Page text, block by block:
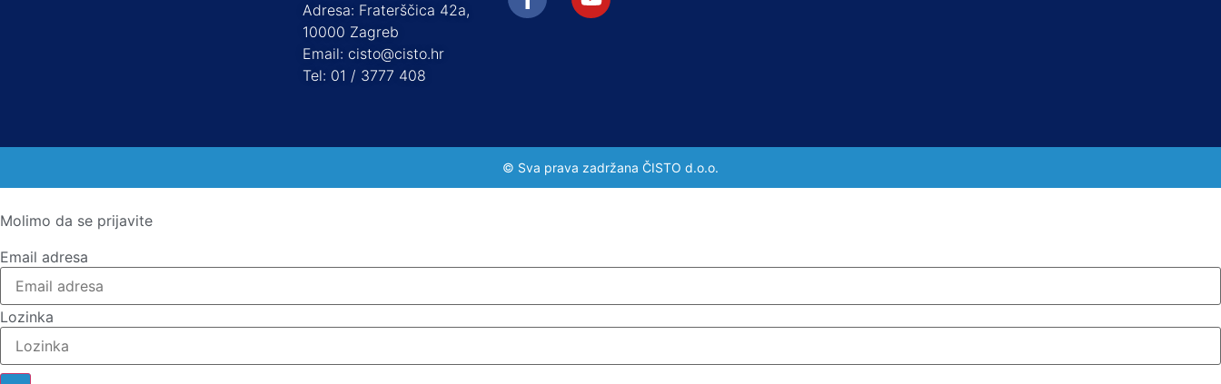
Adresa: Fraterščica 42a,
10000 Zagreb
Email: cisto@cisto.hr
Tel: 01 / 3777 408
© Sva prava zadržana ČISTO d.o.o.
Molimo da se prijavite
Email adresa
Lozinka